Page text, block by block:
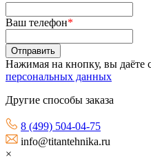
Ваш телефон*
Нажимая на кнопку, вы даёте
персональных данных
Другие способы заказа
8 (499) 504-04-75
info@titantehnika.ru
×